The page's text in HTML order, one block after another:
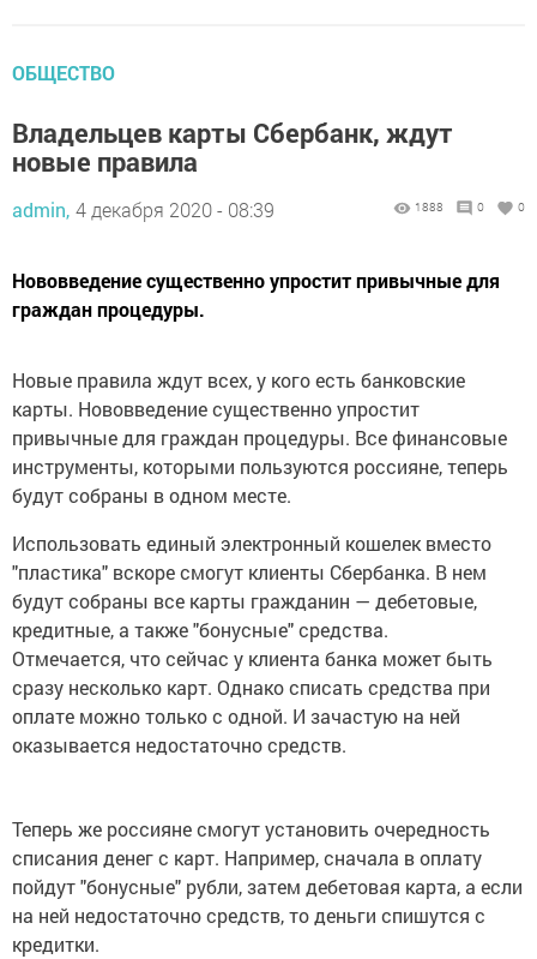
ОБЩЕСТВО
Владельцев карты Сбербанк, ждут
новые правила
admin, 4 декабря 2020 - 08:39 1888 0 0
Нововведение существенно упростит привычные для
граждан процедуры.
Новые правила ждут всех, у кого есть банковские
карты. Нововведение существенно упростит
привычные для граждан процедуры. Все финансовые
инструменты, которыми пользуются россияне, теперь
будут собраны в одном месте.
Использовать единый электронный кошелек вместо
"пластика" вскоре смогут клиенты Сбербанка. В нем
будут собраны все карты гражданин — дебетовые,
кредитные, а также "бонусные" средства.
Отмечается, что сейчас у клиента банка может быть
сразу несколько карт. Однако списать средства при
оплате можно только с одной. И зачастую на ней
оказывается недостаточно средств.
Теперь же россияне смогут установить очередность
списания денег с карт. Например, сначала в оплату
пойдут "бонусные" рубли, затем дебетовая карта, а если
на ней недостаточно средств, то деньги спишутся с
кредитки.